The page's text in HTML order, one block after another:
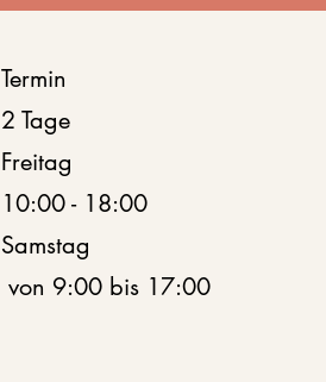
Termin
​2 Tage
Freitag
10:00 - 18:00
Samstag​
von 9:00 bis 17:00